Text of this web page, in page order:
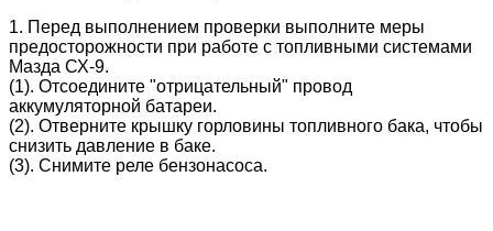
1. Перед выполнением проверки выполните меры
предосторожности при работе с топливными системами
Мазда СХ-9.
(1). Отсоедините "отрицательный" провод
аккумуляторной батареи.
(2). Отверните крышку горловины топливного бака, чтобы
снизить давление в баке.
(3). Снимите реле бензонасоса.